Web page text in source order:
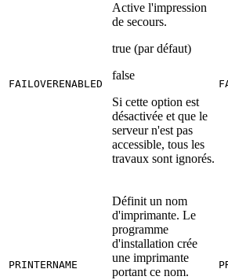
FAILOVERENABLED
Active l'impression
de secours.
true (par défaut)
false
Si cette option est
désactivée et que le
serveur n'est pas
accessible, tous les
travaux sont ignorés.
PRINTERNAME
Définit un nom
d'imprimante. Le
programme
d'installation crée
une imprimante
portant ce nom.